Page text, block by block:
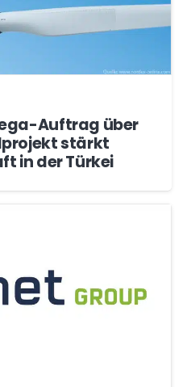
Auftrag über
stärkt
in der Türkei